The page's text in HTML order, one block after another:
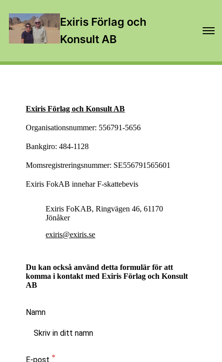
Exiris Förlag och
Konsult AB
Du kan också använd detta formulär för att
komma i kontakt med Exiris Förlag och Konsult
AB
Namn
E-post
Exiris Förlag och Konsult AB
Organisationsnummer: 556791-5656
Bankgiro: 484-1128
Momsregistreringsnummer: SE556791565601
Exiris FokAB innehar F-skattebevis
Exiris FoKAB, Ringvägen 46, 61170
Jönåker
exiris@exiris.se